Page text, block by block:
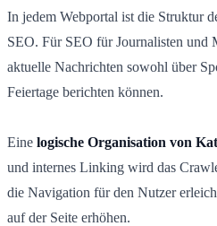
In jedem Webportal ist die Struktur
SEO. Für SEO für Journalisten und
aktuelle Nachrichten sowohl über
Feiertage berichten können.
Eine logische Organisation von
und internes Linking wird das
die Navigation für den Nutzer
auf der Seite erhöhen.